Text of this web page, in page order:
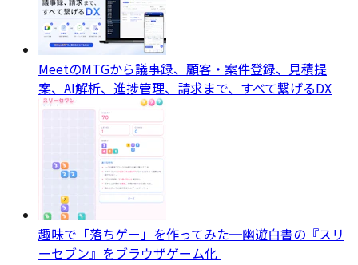
MeetのMTGから議事録、顧客・案件登録、見積提
案、AI解析、進捗管理、請求まで、すべて繋げるDX
趣味で「落ちゲー」を作ってみた─幽遊白書の『スリ
ーセブン』をブラウザゲーム化